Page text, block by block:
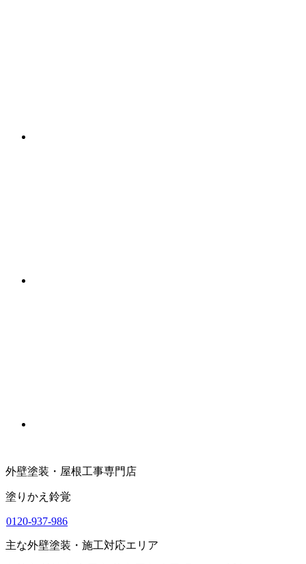
外壁塗装・屋根工事専門店
塗りかえ鈴覚
0120-937-986
主な外壁塗装・施工対応エリア